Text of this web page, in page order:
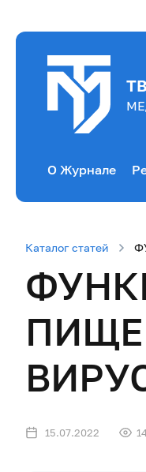
О Журнале
Каталог статей
15.07.2022